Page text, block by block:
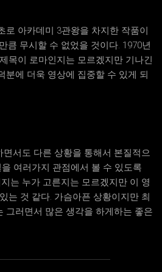
로 아카데미 3관왕을 차지한 작품이
큼 무시할 수 없었을 것이다. 1970년
목이 로마인지는 모르겠지만 기나긴
분에 더욱 영상에 집중할 수 있게 되
서도 다른 상황을 통해서 본질적으
여러가지 관점에서 볼 수 있도록
는 누가 고른지는 모르겠지만 이 영
는 것 같다. 가슴아픈 상황이지만 최
그러면서 많은 생각을 하게하는 좋은